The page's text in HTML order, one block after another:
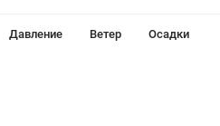
Давление Ветер Осадки